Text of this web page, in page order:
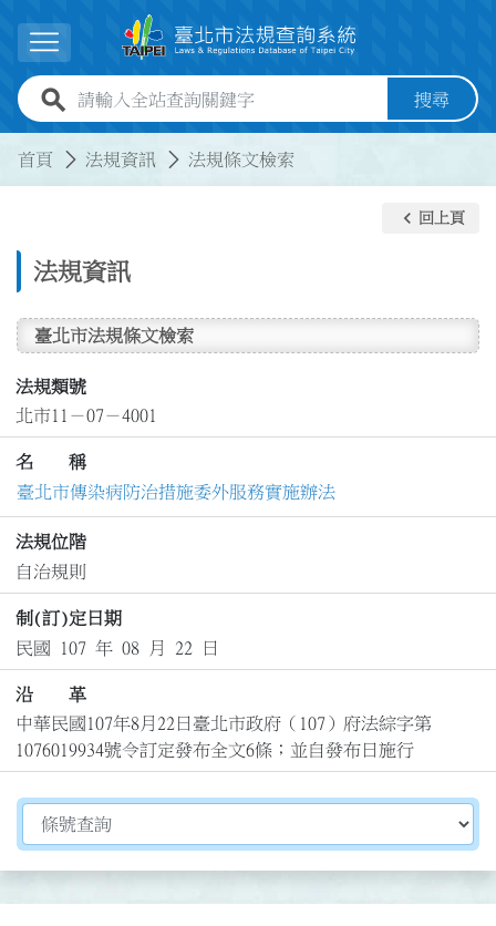
展開選單
全站查詢關鍵字欄位 搜尋
首頁 法規資訊 法規條文檢索
法規資訊
keyboard_arrow_left 回上頁
臺北市法規條文檢索
法規類號
北市11－07－4001
名 稱
臺北市傳染病防治措施委外服務實施辦法
法規位階
自治規則
制(訂)定日期
民國 107 年 08 月 22 日
沿 革
中華民國107年8月22日臺北市政府（107）府法綜字第
1076019934號令訂定發布全文6條；並自發布日施行
切換選擇法規資訊內容